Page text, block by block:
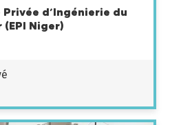
Privée d’Ingénierie du
(EPI Niger)